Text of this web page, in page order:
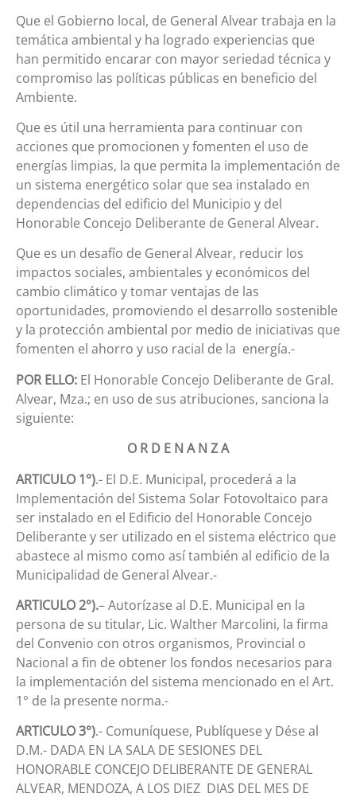
Que el Gobierno local, de General Alvear trabaja en la
temática ambiental y ha logrado experiencias que
han permitido encarar con mayor seriedad técnica y
compromiso las políticas públicas en beneficio del
Ambiente.
Que es útil una herramienta para continuar con
acciones que promocionen y fomenten el uso de
energías limpias, la que permita la implementación de
un sistema energético solar que sea instalado en
dependencias del edificio del Municipio y del
Honorable Concejo Deliberante de General Alvear.
Que es un desafío de General Alvear, reducir los
impactos sociales, ambientales y económicos del
cambio climático y tomar ventajas de las
oportunidades, promoviendo el desarrollo sostenible
y la protección ambiental por medio de iniciativas que
fomenten el ahorro y uso racial de la energía.-
POR ELLO: El Honorable Concejo Deliberante de Gral.
Alvear, Mza.; en uso de sus atribuciones, sanciona la
siguiente:
O R D E N A N Z A
ARTICULO 1°).- El D.E. Municipal, procederá a la
Implementación del Sistema Solar Fotovoltaico para
ser instalado en el Edificio del Honorable Concejo
Deliberante y ser utilizado en el sistema eléctrico que
abastece al mismo como así también al edificio de la
Municipalidad de General Alvear.-
ARTICULO 2°).– Autorízase al D.E. Municipal en la
persona de su titular, Lic. Walther Marcolini, la firma
del Convenio con otros organismos, Provincial o
Nacional a fin de obtener los fondos necesarios para
la implementación del sistema mencionado en el Art.
1° de la presente norma.-
ARTICULO 3°).- Comuníquese, Publíquese y Dése al
D.M.- DADA EN LA SALA DE SESIONES DEL
HONORABLE CONCEJO DELIBERANTE DE GENERAL
ALVEAR, MENDOZA, A LOS DIEZ DIAS DEL MES DE